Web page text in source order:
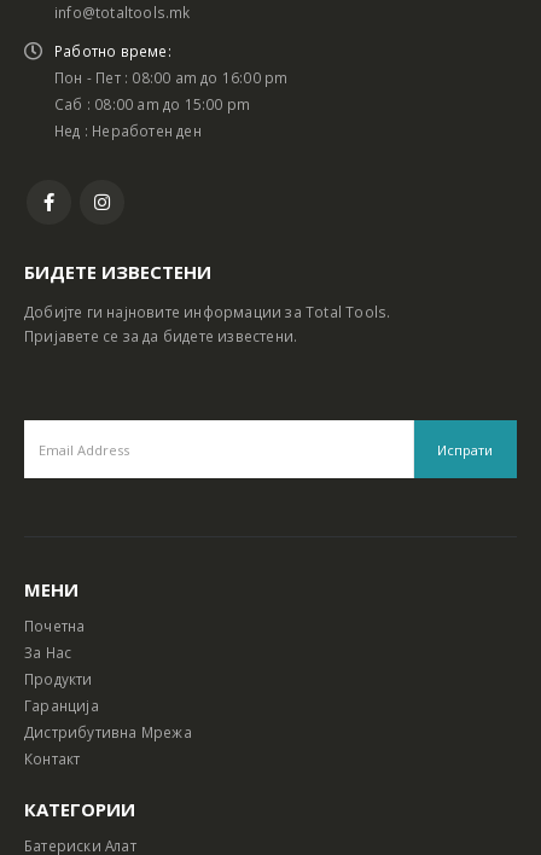
info@totaltools.mk
Работно време:
Пон - Пет : 08:00 am до 16:00 pm
Саб : 08:00 am до 15:00 pm
Нед : Неработен ден
БИДЕТЕ ИЗВЕСТЕНИ
Добијте ги најновите информации за Total Tools.
Пријавете се за да бидете известени.
МЕНИ
Почетна
За Нас
Продукти
Гаранција
Дистрибутивна Мрежа
Контакт
КАТЕГОРИИ
Батериски Алат